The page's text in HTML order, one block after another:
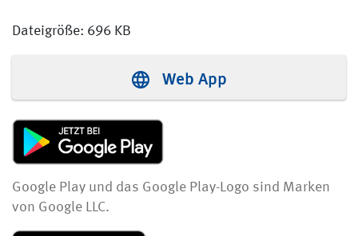
Dateigröße: 696 KB
Web App
Google Play und das Google Play-Logo sind Marken
von Google LLC.